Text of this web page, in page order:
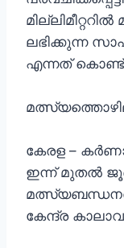
ലഭിക്കുന്ന
എന്നത് കൊണ്ട്
കേരള –
ഇന്ന് മുതൽ
കേന്ദ്ര